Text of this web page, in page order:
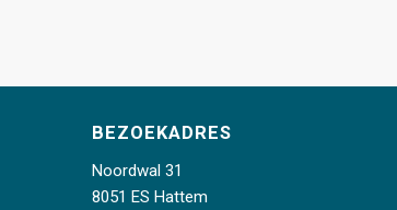
BEZOEKADRES
Noordwal 31
8051 ES Hattem